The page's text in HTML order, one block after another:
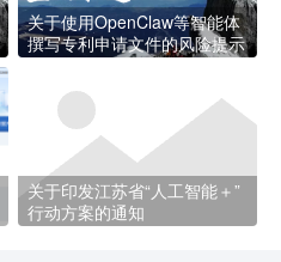
关于使用OpenClaw等智能体
撰写专利申请文件的风险提示
关于印发江苏省“人工智能＋”
行动方案的通知